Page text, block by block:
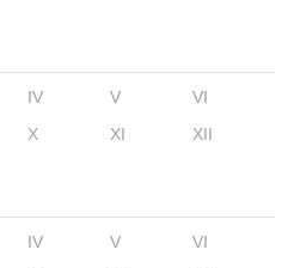
IV V
VI
X XI XII
IV V
VI